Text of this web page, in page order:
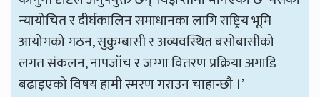
न्यायोचित र दीर्घकालिन समाधानका लागि राष्ट्रिय भूमि
आयोगको गठन, सुकुम्बासी र अव्यवस्थित बसोबासीको
लगत संकलन, नापजाँच र जग्गा वितरण प्रक्रिया अगाडि
बढाइएको विषय हामी स्मरण गराउन चाहान्छौ ।’